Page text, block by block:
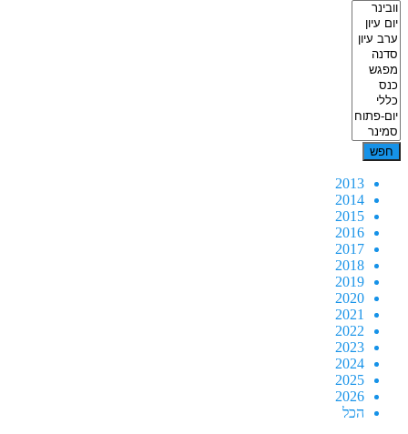
2013
2014
2015
2016
2017
2018
2019
2020
2021
2022
2023
2024
2025
2026
הכל